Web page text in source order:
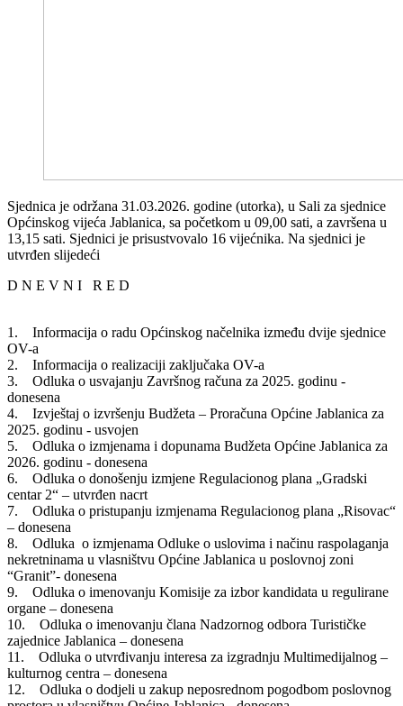
Sjednica je održana 31.03.2026. godine (utorka), u Sali za sjednice
Općinskog vijeća Jablanica, sa početkom u 09,00 sati, a završena u
13,15 sati. Sjednici je prisustvovalo 16 vijećnika. Na sjednici je
utvrđen slijedeći
D N E V N I R E D
1. Informacija o radu Općinskog načelnika između dvije sjednice
OV-a
2. Informacija o realizaciji zaključaka OV-a
3. Odluka o usvajanju Završnog računa za 2025. godinu -
donesena
4. Izvještaj o izvršenju Budžeta – Proračuna Općine Jablanica za
2025. godinu - usvojen
5. Odluka o izmjenama i dopunama Budžeta Općine Jablanica za
2026. godinu - donesena
6. Odluka o donošenju izmjene Regulacionog plana „Gradski
centar 2“ – utvrđen nacrt
7. Odluka o pristupanju izmjenama Regulacionog plana „Risovac“
– donesena
8. Odluka o izmjenama Odluke o uslovima i načinu raspolaganja
nekretninama u vlasništvu Općine Jablanica u poslovnoj zoni
“Granit”- donesena
9. Odluka o imenovanju Komisije za izbor kandidata u regulirane
organe – donesena
10. Odluka o imenovanju člana Nadzornog odbora Turističke
zajednice Jablanica – donesena
11. Odluka o utvrđivanju interesa za izgradnju Multimedijalnog –
kulturnog centra – donesena
12. Odluka o dodjeli u zakup neposrednom pogodbom poslovnog